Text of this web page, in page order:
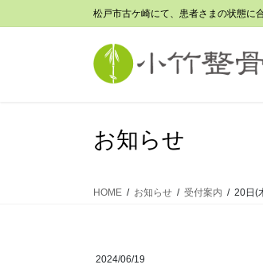
ン
ビ
松戸市古ケ崎にて、患者さまの状態に
お知らせ
HOME お知らせ 受付案内 20日(
2024/06/19